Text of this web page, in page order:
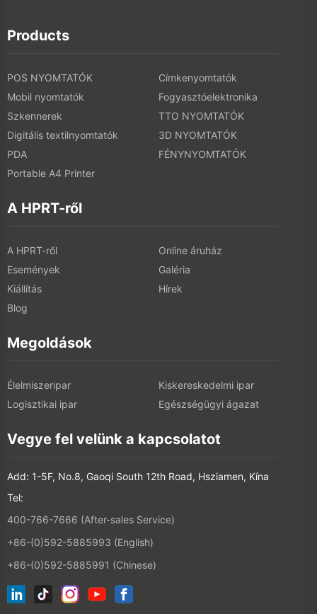
Products
POS NYOMTATÓK
Címkenyomtatók
Mobil nyomtatók
Fogyasztóelektronika
Szkennerek
TTO NYOMTATÓK
Digitális textilnyomtatók
3D NYOMTATÓK
PDA
FÉNYNYOMTATÓK
Portable A4 Printer
A HPRT-ről
A HPRT-ről
Online áruház
Események
Galéria
Kiállítás
Hírek
Blog
Megoldások
Élelmiszeripar
Kiskereskedelmi ipar
Logisztikai ipar
Egészségügyi ágazat
Vegye fel velünk a kapcsolatot
Add: 1-5F, No.8, Gaoqi South 12th Road, Hsziamen, Kína
Tel:
400-766-7666 (After-sales Service)
+86-(0)592-5885993 (English)
+86-(0)592-5885991 (Chinese)